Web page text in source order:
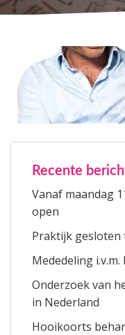
Recente
Vanaf maandag
open
Praktijk gesloten
Mededeling
Onderzoek van
in Nederland
Hooikoorts